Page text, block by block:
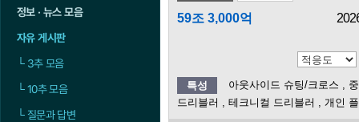
정보 · 뉴스 모음
자유 게시판
└3추 모음
└10추 모음
└질문과 답변
59조 3,000억
특성 아웃사이드 슈팅/크로스
,
드리블러
, 테크니컬 드리블러 , 개인